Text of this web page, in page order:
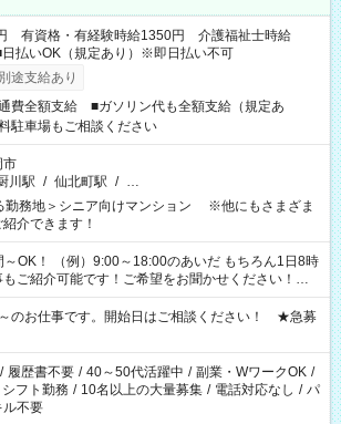
有資格・有経験時給1350円 介護福祉士時給
払いOK（規定あり）※即日払い不可
途支給あり
費全額支給 ■ガソリン代も全額支給（規定あ
駐車場もご相談ください
市
川駅 / 仙北町駅 / …
勤務地＞シニア向けマンション ※他にもさまざま
介できます！
OK！ （例）9:00～18:00のあいだ もちろん1日8時
もご紹介可能です！ご希望をお聞かせください！★
お休みが必要な場合も遠慮なくご相談ください。
間以上の勤務が必要です
のお仕事です。開始日はご相談ください！ ★急募
/ 履歴書不要 / 40～50代活躍中 / 副業・WワークOK /
シフト勤務 / 10名以上の大量募集 / 電話対応なし / パ
ル不要